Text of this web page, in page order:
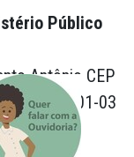
Público
Antônio CEP
0001-03